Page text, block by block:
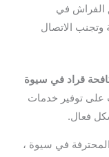
الفراش في
وتجنب الاتصال
قراد في سيوة
على توفير خدمات
فعال.
في سيوة ،